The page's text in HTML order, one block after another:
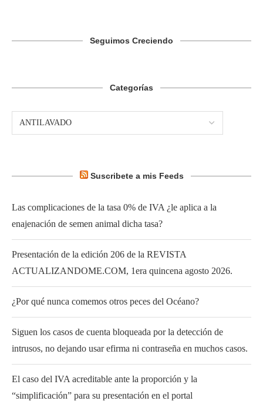
Seguimos Creciendo
Categorías
Suscribete a mis Feeds
Las complicaciones de la tasa 0% de IVA ¿le aplica a la
enajenación de semen animal dicha tasa?
Presentación de la edición 206 de la REVISTA
ACTUALIZANDOME.COM, 1era quincena agosto 2026.
¿Por qué nunca comemos otros peces del Océano?
Siguen los casos de cuenta bloqueada por la detección de
intrusos, no dejando usar efirma ni contraseña en muchos casos.
El caso del IVA acreditable ante la proporción y la
“simplificación” para su presentación en el portal